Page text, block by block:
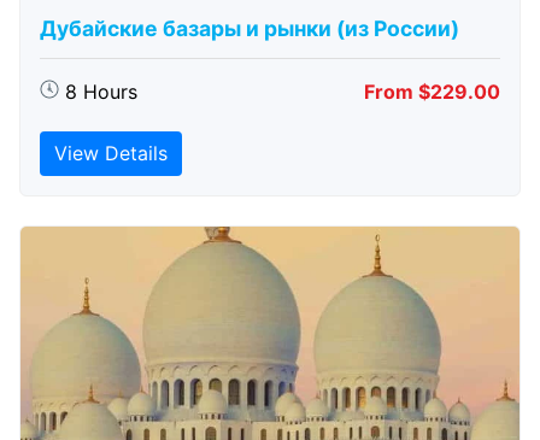
Дубайские базары и рынки (из России)
8 Hours From $229.00
View Details